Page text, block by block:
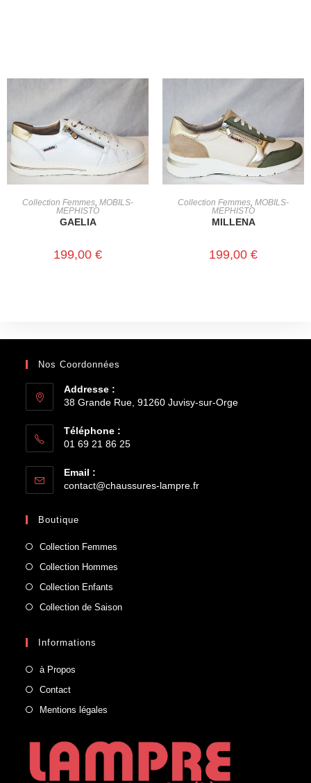
CHOIX DES OPTIONS
Collection Femmes MOBILS-
MEPHISTO
GAELIA
199,00 €
CHOIX DES OPTIONS
Collection Femmes MOBILS-
MEPHISTO
MILLENA
199,00 €
Nos Coordonnées
Addresse :
38 Grande Rue, 91260 Juvisy-sur-Orge
Téléphone :
01 69 21 86 25
Email :
contact@chaussures-lampre.fr
Boutique
Collection Femmes
Collection Hommes
Collection Enfants
Collection de Saison
Informations
à Propos
Contact
Mentions légales